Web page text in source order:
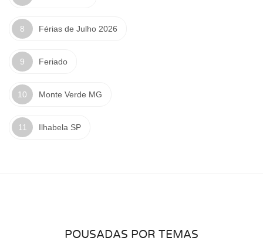
Férias de Julho 2026
Feriado
Monte Verde MG
Ilhabela SP
POUSADAS POR TEMAS